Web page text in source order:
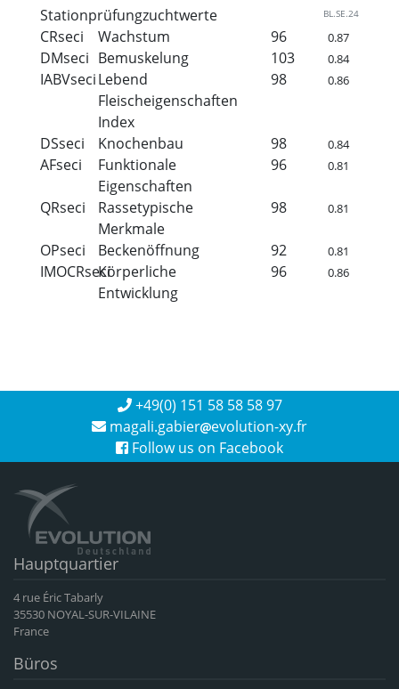
Stationprüfungzuchtwerte BL.SE.24
CRseci Wachstum 96 0.87
DMseci Bemuskelung 103 0.84
IABVseciLebend
Fleischeigenschaften
Index
98 0.86
DSseci Knochenbau 98 0.84
AFseci
Funktionale
Eigenschaften
96 0.81
QRseci
Rassetypische
Merkmale
98 0.81
OPseci Beckenöffnung 92 0.81
IMOCRseciKörperliche
Entwicklung
96 0.86
+49(0) 151 58 58 58 97
magali.gabier evolution-xy.fr
Follow us on Facebook
Hauptquartier
4 rue Éric Tabarly
35530 NOYAL-SUR-VILAINE
France
Büros